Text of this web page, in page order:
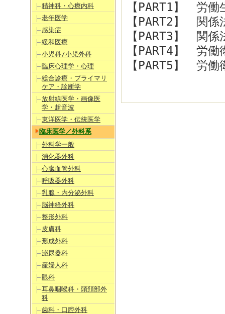
精神科・心療内科
老年医学
感染症
緩和医療
小児科/小児外科
臨床心理学・心理
総合診療・プライマリ
ケア・診断学
放射線医学・画像医
学・超音波
東洋医学・伝統医学
臨床医学／外科系
外科学一般
消化器外科
心臓血管外科
呼吸器外科
乳腺・内分泌外科
脳神経外科
整形外科
皮膚科
形成外科
泌尿器科
産婦人科
眼科
耳鼻咽喉科・頭頚部外
科
歯科・口腔外科
【PART1】 労働
【PART2】 関係
【PART3】 関係
【PART4】 労働
【PART5】 労働